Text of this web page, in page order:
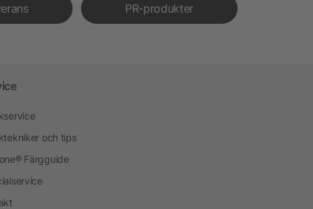
PR-produkter
och tips
Färgguide